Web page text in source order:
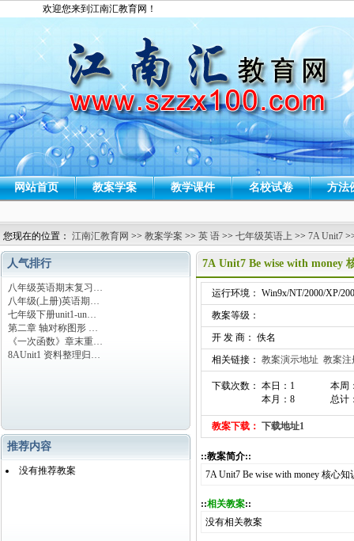
欢迎您来到江南汇教育网！
网站首页 教案学案 教学课件 名校试卷 方法
您现在的位置： 江南汇教育网 >> 教案学案 >> 英 语 >> 七年级英语上 >> 7A Unit7
人气排行
八年级英语期末复习…
八年级(上册)英语期…
七年级下册unit1-un…
第二章 轴对称图形 …
《一次函数》章末重…
8AUnit1 资料整理归…
推荐内容
没有推荐教案
7A Unit7 Be wise with money
运行环境： Win9x/NT/2000/XP/
教案等级：
开 发 商： 佚名
相关链接： 教案演示地址 教案注
下载次数： 本日：1
本月：8
本周
总计
教案下载： 下载地址1
::教案简介::
7A Unit7 Be wise with money 核心知
::相关教案::
没有相关教案